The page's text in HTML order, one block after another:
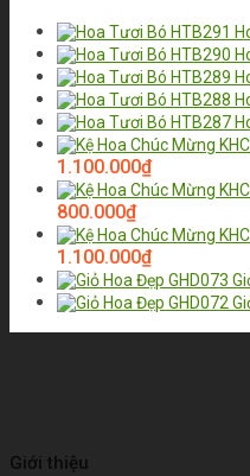
1.100.000₫
800.000₫
1.100.000₫
Giới thiệu